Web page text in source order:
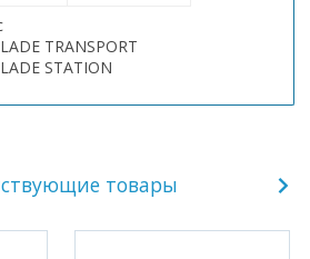
TRANSPORT
STATION
товары